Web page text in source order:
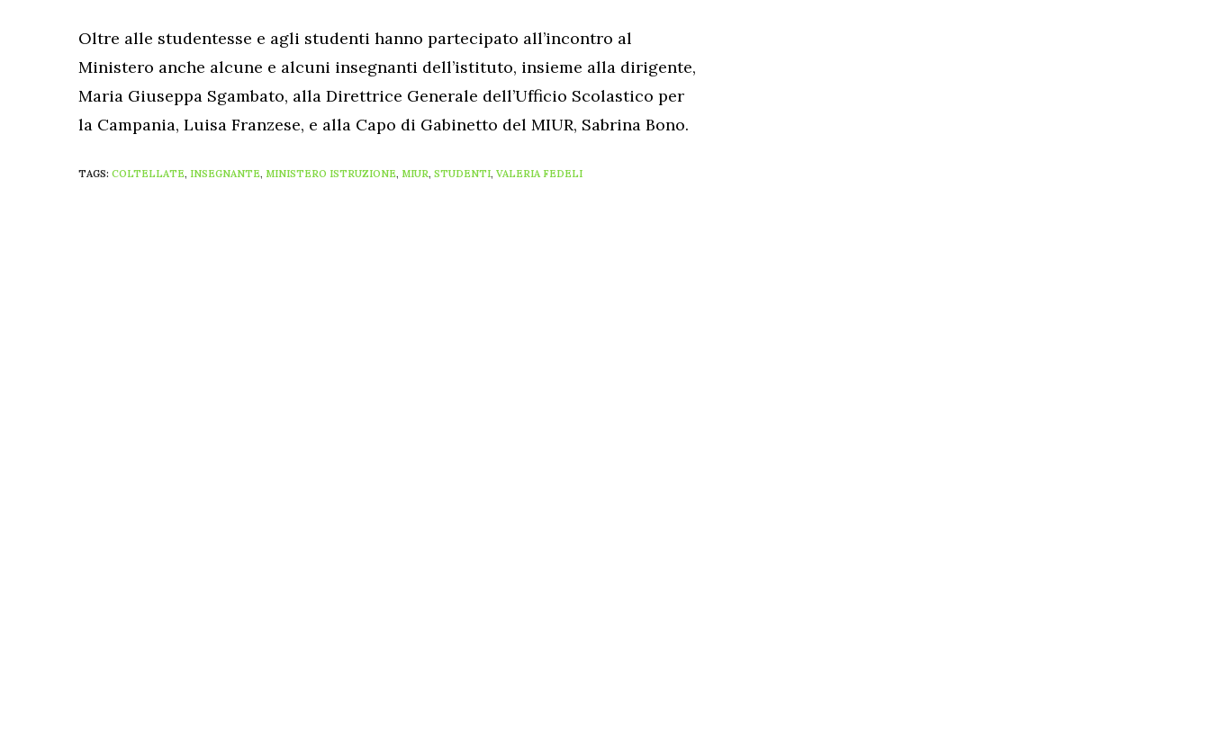
Oltre alle studentesse e agli studenti hanno partecipato all’incontro al
Ministero anche alcune e alcuni insegnanti dell’istituto, insieme alla dirigente,
Maria Giuseppa Sgambato, alla Direttrice Generale dell’Ufficio Scolastico per
la Campania, Luisa Franzese, e alla Capo di Gabinetto del MIUR, Sabrina Bono.
TAGS: COLTELLATE, INSEGNANTE, MINISTERO ISTRUZIONE, MIUR, STUDENTI, VALERIA FEDELI